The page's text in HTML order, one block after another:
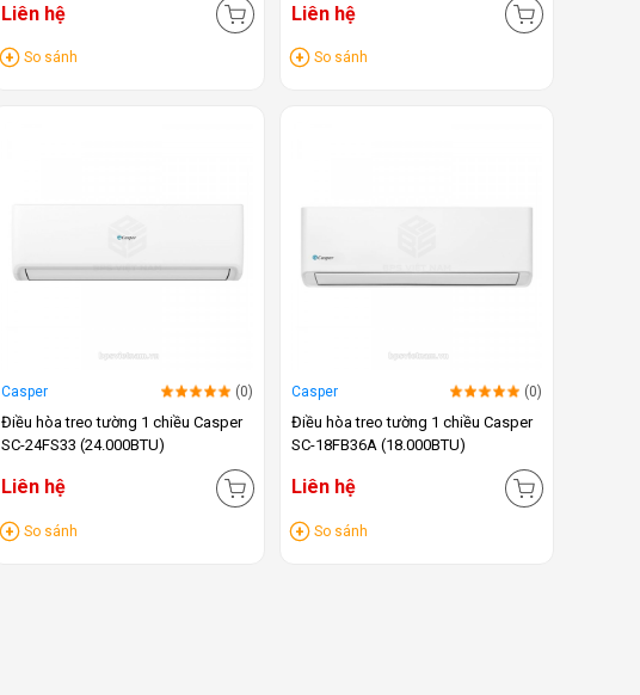
Liên hệ
So sánh
Liên hệ
So sánh
Casper (0)
Điều hòa treo tường 1 chiều Casper
SC-24FS33 (24.000BTU)
Liên hệ
So sánh
Casper (0)
Điều hòa treo tường 1 chiều Casper
SC-18FB36A (18.000BTU)
Liên hệ
So sánh